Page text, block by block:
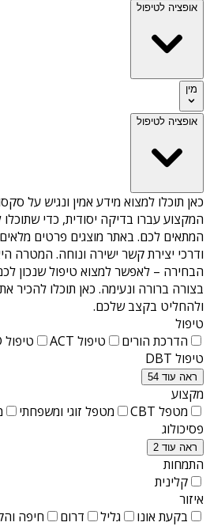
אופציה לטיפול
מין
אופציה לטיפול
כאן תוכלו למצוא מידע אמין ונגיש על
המקצוע עברו בדיקה יסודית, כדי
המתאים לכם. באתר מוצגים פרטים
ודרכי יצירת קשר ישירה ונוחה. המטרה
הבחירה – לאפשר למצוא טיפול שנכון
בצורה ברורה ונעימה. כאן תוכלו להכיר
ולהחליט בקצב שלכם.
טיפול
הדרכת הורים
טיפול ACT טיפול ADHD
טיפול DBT
ראה עוד 54
מקצוע
מטפל CBT
מטפל זוגי ומשפחתי
פסיכולוג
ראה עוד 2
התמחות
קלינית
איזור
בקעת אונו
גליל דרום חיפה